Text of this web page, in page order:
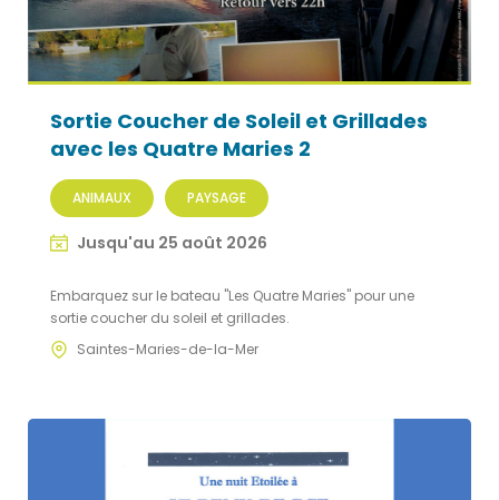
Sortie Coucher de Soleil et Grillades
avec les Quatre Maries 2
ANIMAUX PAYSAGE
Jusqu'au 25 août 2026
Embarquez sur le bateau "Les Quatre Maries" pour une
sortie coucher du soleil et grillades.
Saintes-Maries-de-la-Mer